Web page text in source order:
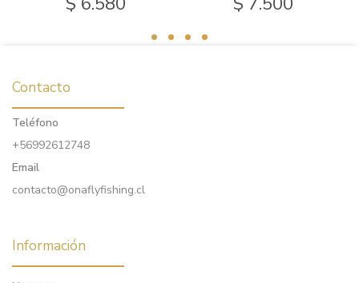
Contacto
Teléfono
+56992612748
Email
contacto@onaflyfishing.cl
Información